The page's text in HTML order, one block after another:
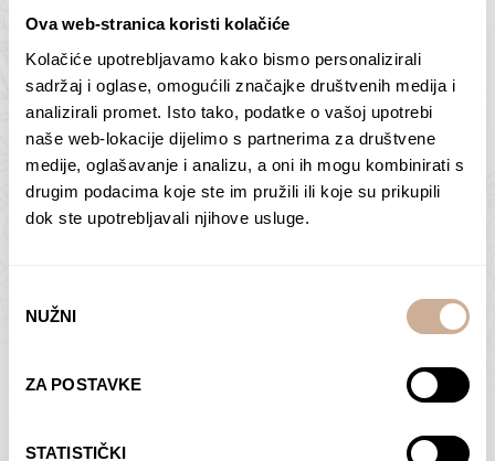
Ova web-stranica koristi kolačiće
Kolačiće upotrebljavamo kako bismo personalizirali
sadržaj i oglase, omogućili značajke društvenih medija i
analizirali promet. Isto tako, podatke o vašoj upotrebi
naše web-lokacije dijelimo s partnerima za društvene
medije, oglašavanje i analizu, a oni ih mogu kombinirati s
drugim podacima koje ste im pružili ili koje su prikupili
dok ste upotrebljavali njihove usluge.
pristanka
NUŽNI
ZA POSTAVKE
STATISTIČKI
Butan – ljudi 2
75,00€ – 138,00€Raspon
cijena:
od
75,00 €
138,00 €
ODABERI OPCIJE
Antarktika – krajolik
2
75,00€ – 138,00€Raspon
cijena:
od
ODABERI OPCIJE
Dolac
ODABERI OPCIJE
Moreškanti – sjena
€Raspon
od
ODABERI OPCIJE